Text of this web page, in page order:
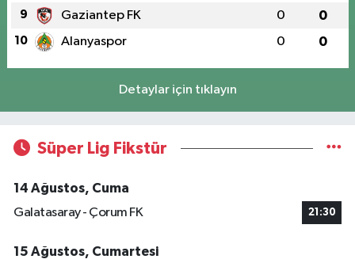
9 Gaziantep FK 0 0
10 Alanyaspor 0 0
Detaylar için tıklayın
Süper Lig Fikstür
14 Ağustos, Cuma
Galatasaray - Çorum FK
21:30
15 Ağustos, Cumartesi